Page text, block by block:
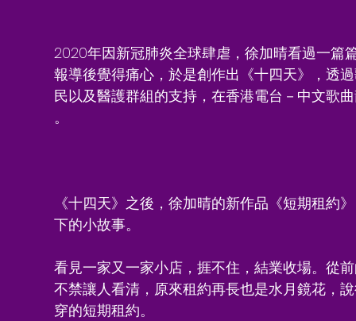
2020年因新冠肺炎全球肆虐，徐加晴看過一篇
報導後覺得痛心，於是創作出《十四天》，透
民以及醫護群組的支持，在香港電台－中文歌
。
《十四天》之後，徐加晴的新作品《短期租約
下的小故事。
看見一家又一家小店，捱不住，結業收場。從
不禁讓人看清，原來租約再長也是水月鏡花，
穿的短期租約。